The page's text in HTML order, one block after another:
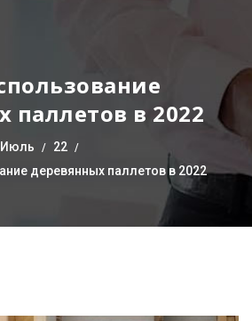
паллетов в 2022
Июль
22
деревянных паллетов в 2022